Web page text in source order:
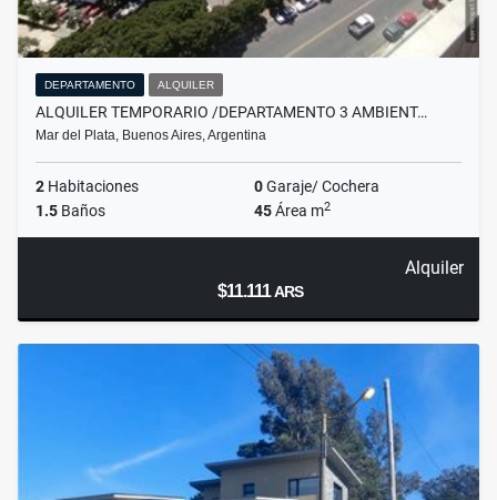
DEPARTAMENTO ALQUILER
ALQUILER TEMPORARIO /DEPARTAMENTO 3 AMBIENT…
Mar del Plata, Buenos Aires, Argentina
2 Habitaciones 0Garaje/ Cochera
1.5 Baños 45Área m2
Alquiler
$11.111ARS